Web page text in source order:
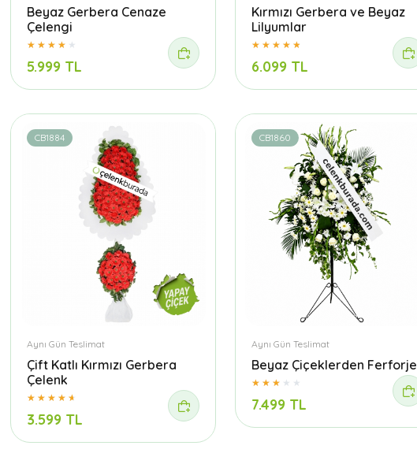
Beyaz Gerbera Cenaze
Çelengi
5.999 TL
Kırmızı Gerbera ve Beyaz
Lilyumlar
6.099 TL
CB1884
Aynı Gün Teslimat
Çift Katlı Kırmızı Gerbera
Çelenk
3.599 TL
CB1860
Aynı Gün Teslimat
Beyaz Çiçeklerden Ferforje
7.499 TL